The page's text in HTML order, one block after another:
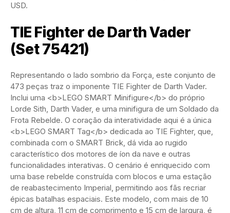
USD.
TIE Fighter de Darth Vader
(Set 75421)
Representando o lado sombrio da Força, este conjunto de
473 peças traz o imponente TIE Fighter de Darth Vader.
Inclui uma <b>LEGO SMART Minifigure</b> do próprio
Lorde Sith, Darth Vader, e uma minifigura de um Soldado da
Frota Rebelde. O coração da interatividade aqui é a única
<b>LEGO SMART Tag</b> dedicada ao TIE Fighter, que,
combinada com o SMART Brick, dá vida ao rugido
característico dos motores de íon da nave e outras
funcionalidades interativas. O cenário é enriquecido com
uma base rebelde construída com blocos e uma estação
de reabastecimento Imperial, permitindo aos fãs recriar
épicas batalhas espaciais. Este modelo, com mais de 10
cm de altura, 11 cm de comprimento e 15 cm de largura, é